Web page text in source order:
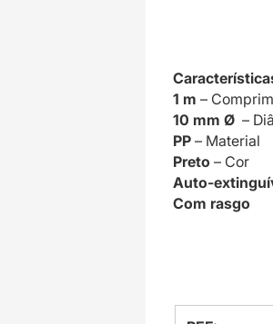
1 m –
10 mm Ø –
PP – Material
Preto – Cor
Auto-
Com rasgo